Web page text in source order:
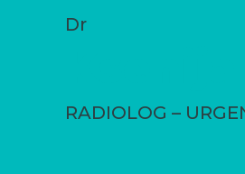
Dr
RADIOLOG –